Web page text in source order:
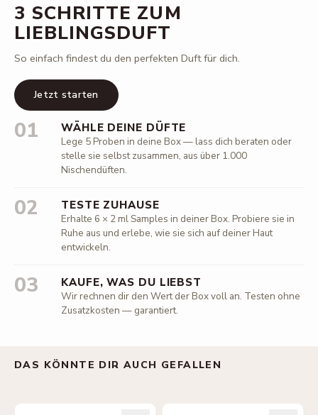
3 SCHRITTE ZUM
LIEBLINGSDUFT
So einfach findest du den perfekten Duft für dich.
Jetzt starten
01 WÄHLE DEINE DÜFTE
Lege 5 Proben in deine Box — lass dich beraten oder
stelle sie selbst zusammen, aus über 1.000
Nischendüften.
02 TESTE ZUHAUSE
Erhalte 6 × 2 ml Samples in deiner Box. Probiere sie in
Ruhe aus und erlebe, wie sie sich auf deiner Haut
entwickeln.
03 KAUFE, WAS DU LIEBST
Wir rechnen dir den Wert der Box voll an. Testen ohne
Zusatzkosten — garantiert.
DAS KÖNNTE DIR AUCH GEFALLEN